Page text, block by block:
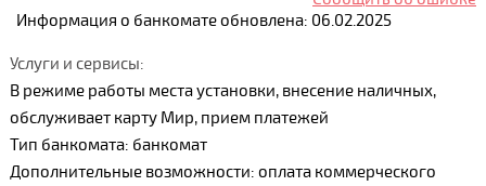
Информация о банкомате обновлена: 06.02.2025
Услуги и сервисы:
В режиме работы места установки, внесение наличных,
обслуживает карту Мир, прием платежей
Тип банкомата: банкомат
Дополнительные возможности: оплата коммерческого